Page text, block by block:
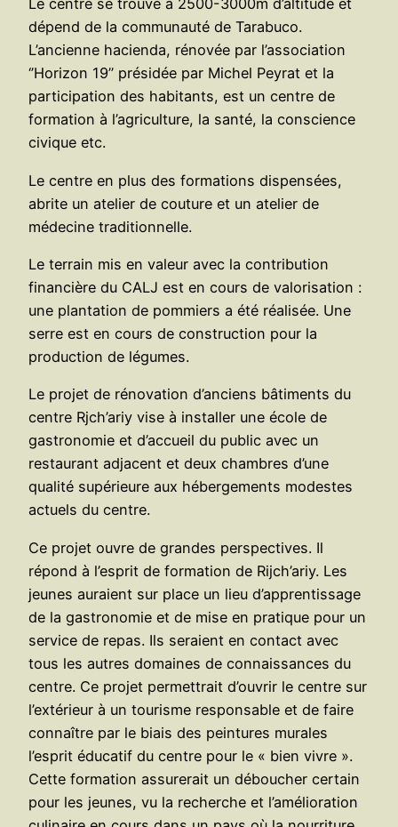
Le centre se trouve à 2500-3000m d’altitude et
dépend de la communauté de Tarabuco.
L’ancienne hacienda, rénovée par l’association
‘’Horizon 19’’ présidée par Michel Peyrat et la
participation des habitants, est un centre de
formation à l’agriculture, la santé, la conscience
civique etc.
Le centre en plus des formations dispensées,
abrite un atelier de couture et un atelier de
médecine traditionnelle.
Le terrain mis en valeur avec la contribution
financière du CALJ est en cours de valorisation :
une plantation de pommiers a été réalisée. Une
serre est en cours de construction pour la
production de légumes.
Le projet de rénovation d’anciens bâtiments du
centre Rjch’ariy vise à installer une école de
gastronomie et d’accueil du public avec un
restaurant adjacent et deux chambres d’une
qualité supérieure aux hébergements modestes
actuels du centre.
Ce projet ouvre de grandes perspectives. Il
répond à l’esprit de formation de Rijch’ariy. Les
jeunes auraient sur place un lieu d’apprentissage
de la gastronomie et de mise en pratique pour un
service de repas. Ils seraient en contact avec
tous les autres domaines de connaissances du
centre. Ce projet permettrait d’ouvrir le centre sur
l’extérieur à un tourisme responsable et de faire
connaître par le biais des peintures murales
l’esprit éducatif du centre pour le « bien vivre ».
Cette formation assurerait un déboucher certain
pour les jeunes, vu la recherche et l’amélioration